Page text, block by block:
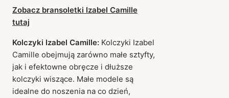
Zobacz bransoletki Izabel Camille
tutaj
Kolczyki Izabel Camille: Kolczyki Izabel
Camille obejmują zarówno małe sztyfty,
jak i efektowne obręcze i dłuższe
kolczyki wiszące. Małe modele są
idealne do noszenia na co dzień,